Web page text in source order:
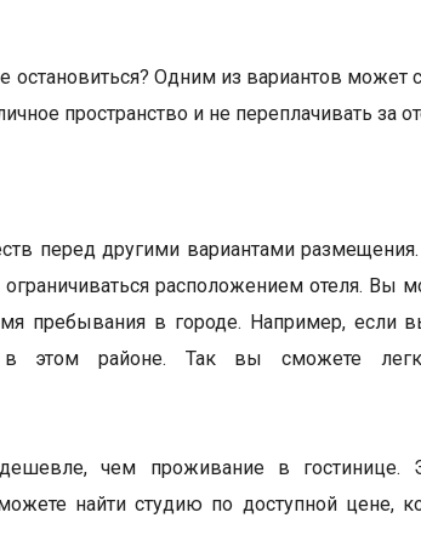
остановиться? Одним из вариантов может
пространство и не переплачивать за
перед другими вариантами
расположением отеля. Вы
пребывания в городе. Например, если
этом районе. Так вы сможете
чем проживание в гостинице.
найти студию по доступной цене,